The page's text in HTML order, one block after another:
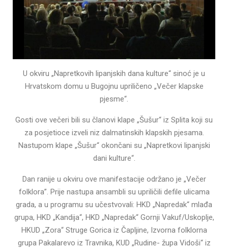
U okviru „Napretkovih lipanjskih dana kulture“ sinoć je u
Hrvatskom domu u Bugojnu upriličeno „Večer klapske
pjesme“.
Gosti ove večeri bili su članovi klape „Šušur“ iz Splita koji su
za posjetioce izveli niz dalmatinskih klapskih pjesama.
Nastupom klape „Šušur“ okončani su „Napretkovi lipanjski
dani kulture“.
Dan ranije u okviru ove manifestacije održano je „Večer
folklora”. Prije nastupa ansambli su upriličili defile ulicama
grada, a u programu su učestvovali: HKD „Napredak“ mlađa
grupa, HKD „Kandija“, HKD „Napredak“ Gornji Vakuf/Uskoplje,
HKUD „Zora“ Struge Gorica iz Čapljine, Izvorna folklorna
grupa Pakalarevo iz Travnika, KUD „Rudine- župa Vidoši“ iz